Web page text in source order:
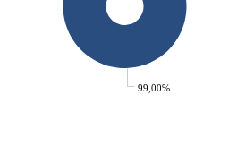
99,00%